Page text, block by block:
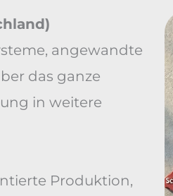
angewandte
das ganze
in weitere
Produktion,